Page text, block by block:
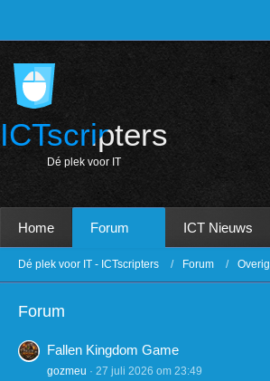
ICTscripters
Dé p e k voor T
Home Forum ICT Nieuws
Dé plek voor IT - ICTscripters Forum Overig
Forum
Fallen Kingdom Game
gozmeu 27 juli 2026 om 23:49